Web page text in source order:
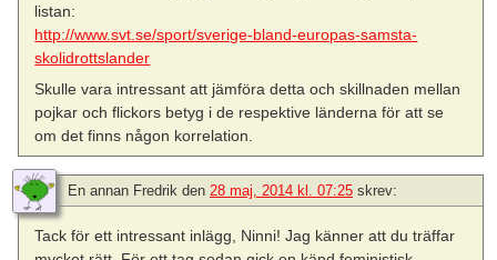
listan:
http://www.svt.se/sport/sverige-bland-europas-samsta-
skolidrottslander
Skulle vara intressant att jämföra detta och skillnaden mellan
pojkar och flickors betyg i de respektive länderna för att se
om det finns någon korrelation.
En annan Fredrik den 28 maj, 2014 kl. 07:25 skrev:
Tack för ett intressant inlägg, Ninni! Jag känner att du träffar